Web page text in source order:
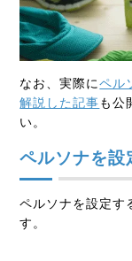
なお、実際にペル
解説した記事も公
い。
ペルソナを設
ペルソナを設定す
す。